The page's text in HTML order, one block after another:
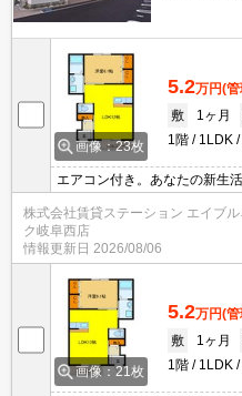
画像：23枚
5.2万円(管
敷
1ヶ月
1階
1LDK
エアコン付き。あなたの新生
株式会社賃貸ステーション エイブ
ク岐阜西店
情報更新日 2026/08/06
画像：21枚
5.2万円(管
敷
1ヶ月
1階
1LDK